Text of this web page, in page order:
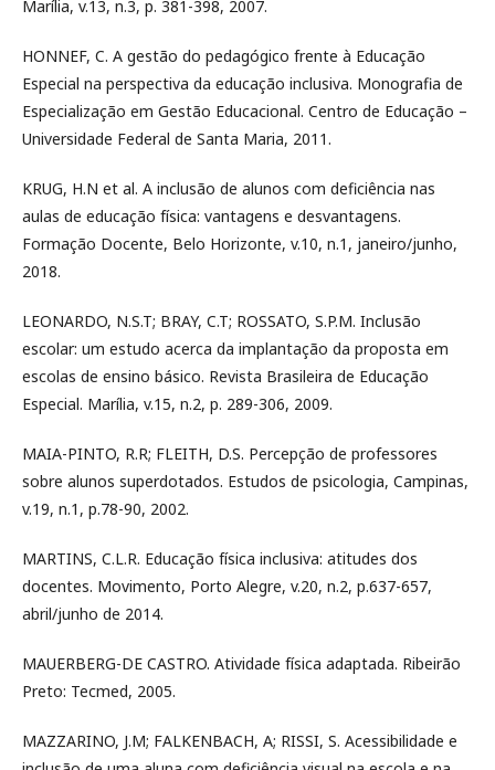
Marília, v.13, n.3, p. 381-398, 2007.
HONNEF, C. A gestão do pedagógico frente à Educação
Especial na perspectiva da educação inclusiva. Monografia de
Especialização em Gestão Educacional. Centro de Educação –
Universidade Federal de Santa Maria, 2011.
KRUG, H.N et al. A inclusão de alunos com deficiência nas
aulas de educação física: vantagens e desvantagens.
Formação Docente, Belo Horizonte, v.10, n.1, janeiro/junho,
2018.
LEONARDO, N.S.T; BRAY, C.T; ROSSATO, S.P.M. Inclusão
escolar: um estudo acerca da implantação da proposta em
escolas de ensino básico. Revista Brasileira de Educação
Especial. Marília, v.15, n.2, p. 289-306, 2009.
MAIA-PINTO, R.R; FLEITH, D.S. Percepção de professores
sobre alunos superdotados. Estudos de psicologia, Campinas,
v.19, n.1, p.78-90, 2002.
MARTINS, C.L.R. Educação física inclusiva: atitudes dos
docentes. Movimento, Porto Alegre, v.20, n.2, p.637-657,
abril/junho de 2014.
MAUERBERG-DE CASTRO. Atividade física adaptada. Ribeirão
Preto: Tecmed, 2005.
MAZZARINO, J.M; FALKENBACH, A; RISSI, S. Acessibilidade e